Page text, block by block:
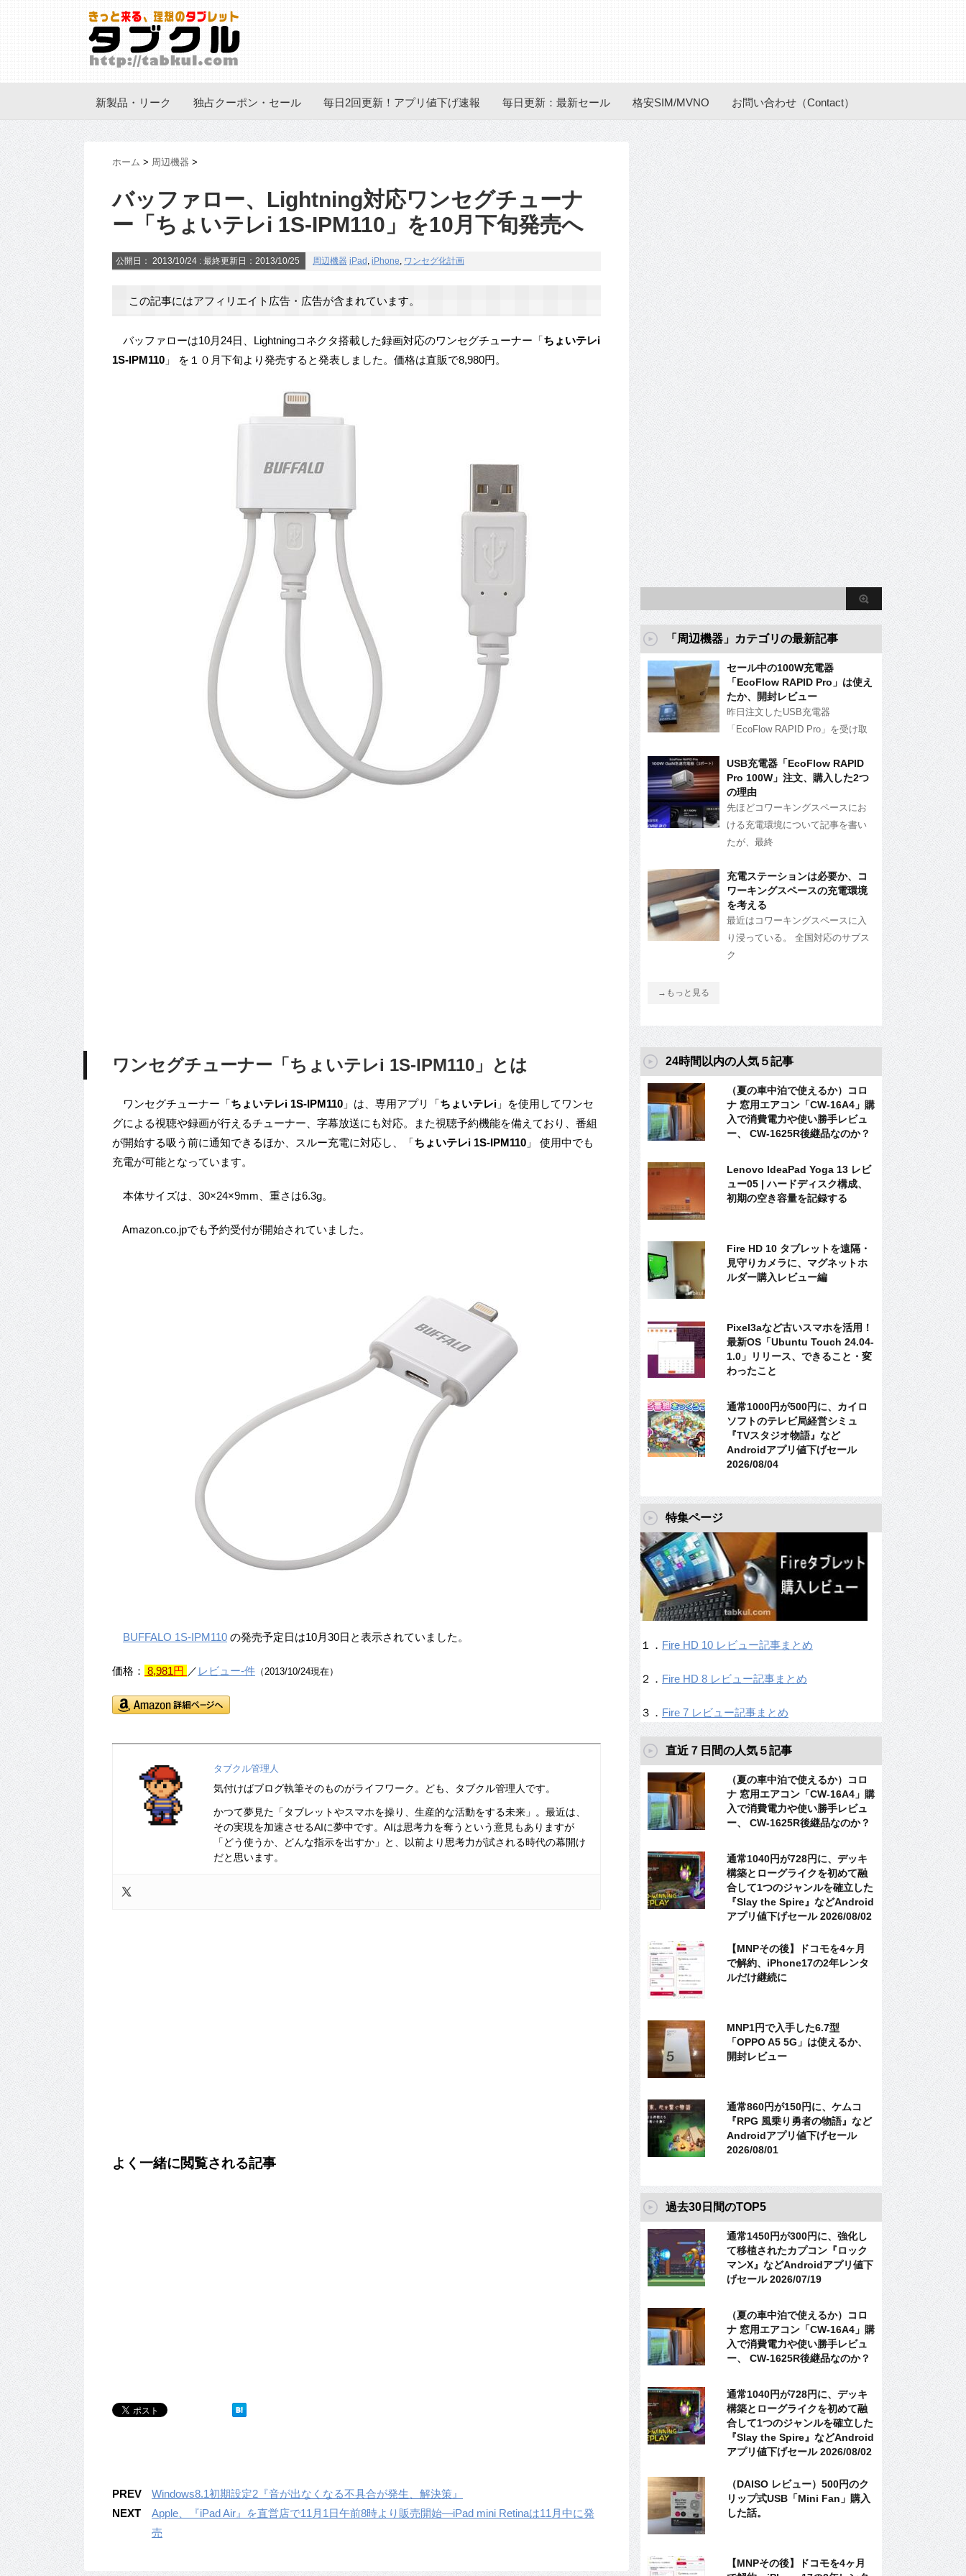
新製品・リーク 独占クーポン・セール 毎日2回更新！アプリ値下げ速報 毎日更新：最新セール 格安SIM/MVNO お問い合わせ（Contact）
ホーム > 周辺機器 >
バッファロー、Lightning対応ワンセグチューナ
ー「ちょいテレi 1S-IPM110」を10月下旬発売へ
公開日： 2013/10/24 : 最終更新日：2013/10/25 周辺機器 iPad , iPhone, ワンセグ化計画
この記事にはアフィリエイト広告・広告が含まれています。
バッファローは10月24日、Lightningコネクタ搭載した録画対応のワンセグチューナー「ちょいテレi
1S-IPM110 」 を１０月下旬より発売すると発表しました。価格は直販で8,980円。
ワンセグチューナー「ちょいテレi 1S-IPM110」とは
ワンセグチューナー「ちょいテレi 1S-IPM110 」は、専用アプリ「ちょいテレi 」を使用してワンセ
グによる視聴や録画が行えるチューナー、字幕放送にも対応。また視聴予約機能を備えており、番組
が開始する吸う前に通知できるほか、スルー充電に対応し、「ちょいテレi 1S-IPM110 」 使用中でも
充電が可能となっています。
本体サイズは、30×24×9mm、重さは6.3g。
Amazon.co.jpでも予約受付が開始されていました。
BUFFALO 1S-IPM110 の発売予定日は10月30日と表示されていました。
価格： 8,981円 ／ レビュー-件 （2013/10/24現在）
タブクル管理人
気付けばブログ執筆そのものがライフワーク。ども、タブクル管理人です。
かつて夢見た「タブレットやスマホを操り、生産的な活動をする未来」。最近は、
その実現を加速させるAIに夢中です。AIは思考力を奪うという意見もありますが
「どう使うか、どんな指示を出すか」と、以前より思考力が試される時代の幕開け
だと思います。
よく一緒に閲覧される記事
PREV
Windows8.1初期設定2『音が出なくなる不具合が発生、解決策』
NEXT
Apple、『iPad Air』を直営店で11月1日午前8時より販売開始―iPad mini Retinaは11月中に発
売
「周辺機器」カテゴリの最新記事
セール中の100W充電器
「EcoFlow RAPID Pro」は使え
たか、開封レビュー
昨日注文したUSB充電器
「EcoFlow RAPID Pro」を受け取
USB充電器「EcoFlow RAPID
Pro 100W」注文、購入した2つ
の理由
先ほどコワーキングスペースにお
ける充電環境について記事を書い
たが、最終
充電ステーションは必要か、コ
ワーキングスペースの充電環境
を考える
最近はコワーキングスペースに入
り浸っている。 全国対応のサブス
ク
→もっと見る
24時間以内の人気５記事
（夏の車中泊で使えるか）コロ
ナ 窓用エアコン「CW-16A4」購
入で消費電力や使い勝手レビュ
ー、 CW-1625R後継品なのか？
Lenovo IdeaPad Yoga 13 レビ
ュー05 | ハードディスク構成、
初期の空き容量を記録する
Fire HD 10 タブレットを遠隔・
見守りカメラに、マグネットホ
ルダー購入レビュー編
Pixel3aなど古いスマホを活用！
最新OS「Ubuntu Touch 24.04-
1.0」リリース、できること・変
わったこと
通常1000円が500円に、カイロ
ソフトのテレビ局経営シミュ
『TVスタジオ物語』など
Androidアプリ値下げセール
2026/08/04
特集ページ
１． Fire HD 10 レビュー記事まとめ
２． Fire HD 8 レビュー記事まとめ
３． Fire 7 レビュー記事まとめ
直近７日間の人気５記事
（夏の車中泊で使えるか）コロ
ナ 窓用エアコン「CW-16A4」購
入で消費電力や使い勝手レビュ
ー、 CW-1625R後継品なのか？
通常1040円が728円に、デッキ
構築とローグライクを初めて融
合して1つのジャンルを確立した
『Slay the Spire』などAndroid
アプリ値下げセール 2026/08/02
【MNPその後】ドコモを4ヶ月
で解約、iPhone17の2年レンタ
ルだけ継続に
MNP1円で入手した6.7型
「OPPO A5 5G」は使えるか、
開封レビュー
通常860円が150円に、ケムコ
『RPG 風乗り勇者の物語』など
Androidアプリ値下げセール
2026/08/01
過去30日間のTOP5
通常1450円が300円に、強化し
て移植されたカプコン『ロック
マンX』などAndroidアプリ値下
げセール 2026/07/19
（夏の車中泊で使えるか）コロ
ナ 窓用エアコン「CW-16A4」購
入で消費電力や使い勝手レビュ
ー、 CW-1625R後継品なのか？
通常1040円が728円に、デッキ
構築とローグライクを初めて融
合して1つのジャンルを確立した
『Slay the Spire』などAndroid
アプリ値下げセール 2026/08/02
（DAISO レビュー）500円のク
リップ式USB「Mini Fan」購入
した話。
【MNPその後】ドコモを4ヶ月